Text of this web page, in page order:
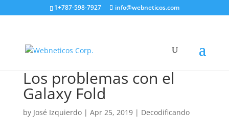
1+787-598-7927 info@webneticos.com
Los problemas con el
Galaxy Fold
by José Izquierdo| Apr 25, 2019| Decodificando